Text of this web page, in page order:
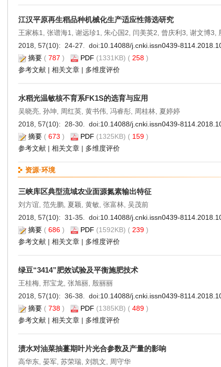
江汉平原再生稻品种机械化生产适应性筛选研究
王家栋1, 张谱海1, 谢远珍1, 朱心国2, 闫美英2, 曾庆利3, 谢文博3,
2018, 57(10): 24-27. doi:10.14088/j.cnki.issn0439-
摘要 ( 787 ) PDF (1331KB) ( 258 )
参考文献 | 相关文章 | 多维度评价
水稻光温敏核不育系FK1S的选育与应用
吴晓亮, 孙坤, 周红英, 黄书伟, 冯睿彤, 周桂林, 夏婷婷
2018, 57(10): 28-30. doi:10.14088/j.cnki.issn0439-
摘要 ( 673 ) PDF (1325KB) ( 159 )
参考文献 | 相关文章 | 多维度评价
资源·环境
三峡库区典型流域农业面源氮素输出特征
刘方谊, 范先鹏, 夏颖, 黄敏, 张富林, 吴茂前
2018, 57(10): 31-35. doi:10.14088/j.cnki.issn0439-
摘要 ( 686 ) PDF (1592KB) ( 239 )
参考文献 | 相关文章 | 多维度评价
绿豆“3414”肥效试验及平衡施肥技术
王桂梅, 邢宝龙, 张旭丽, 殷丽丽
2018, 57(10): 36-38. doi:10.14088/j.cnki.issn0439-
摘要 ( 738 ) PDF (1385KB) ( 489 )
参考文献 | 相关文章 | 多维度评价
渍水对油菜抽薹期叶片光合参数及产量的影响
高华东, 晏军, 苏荣瑞, 刘凯文, 周守华